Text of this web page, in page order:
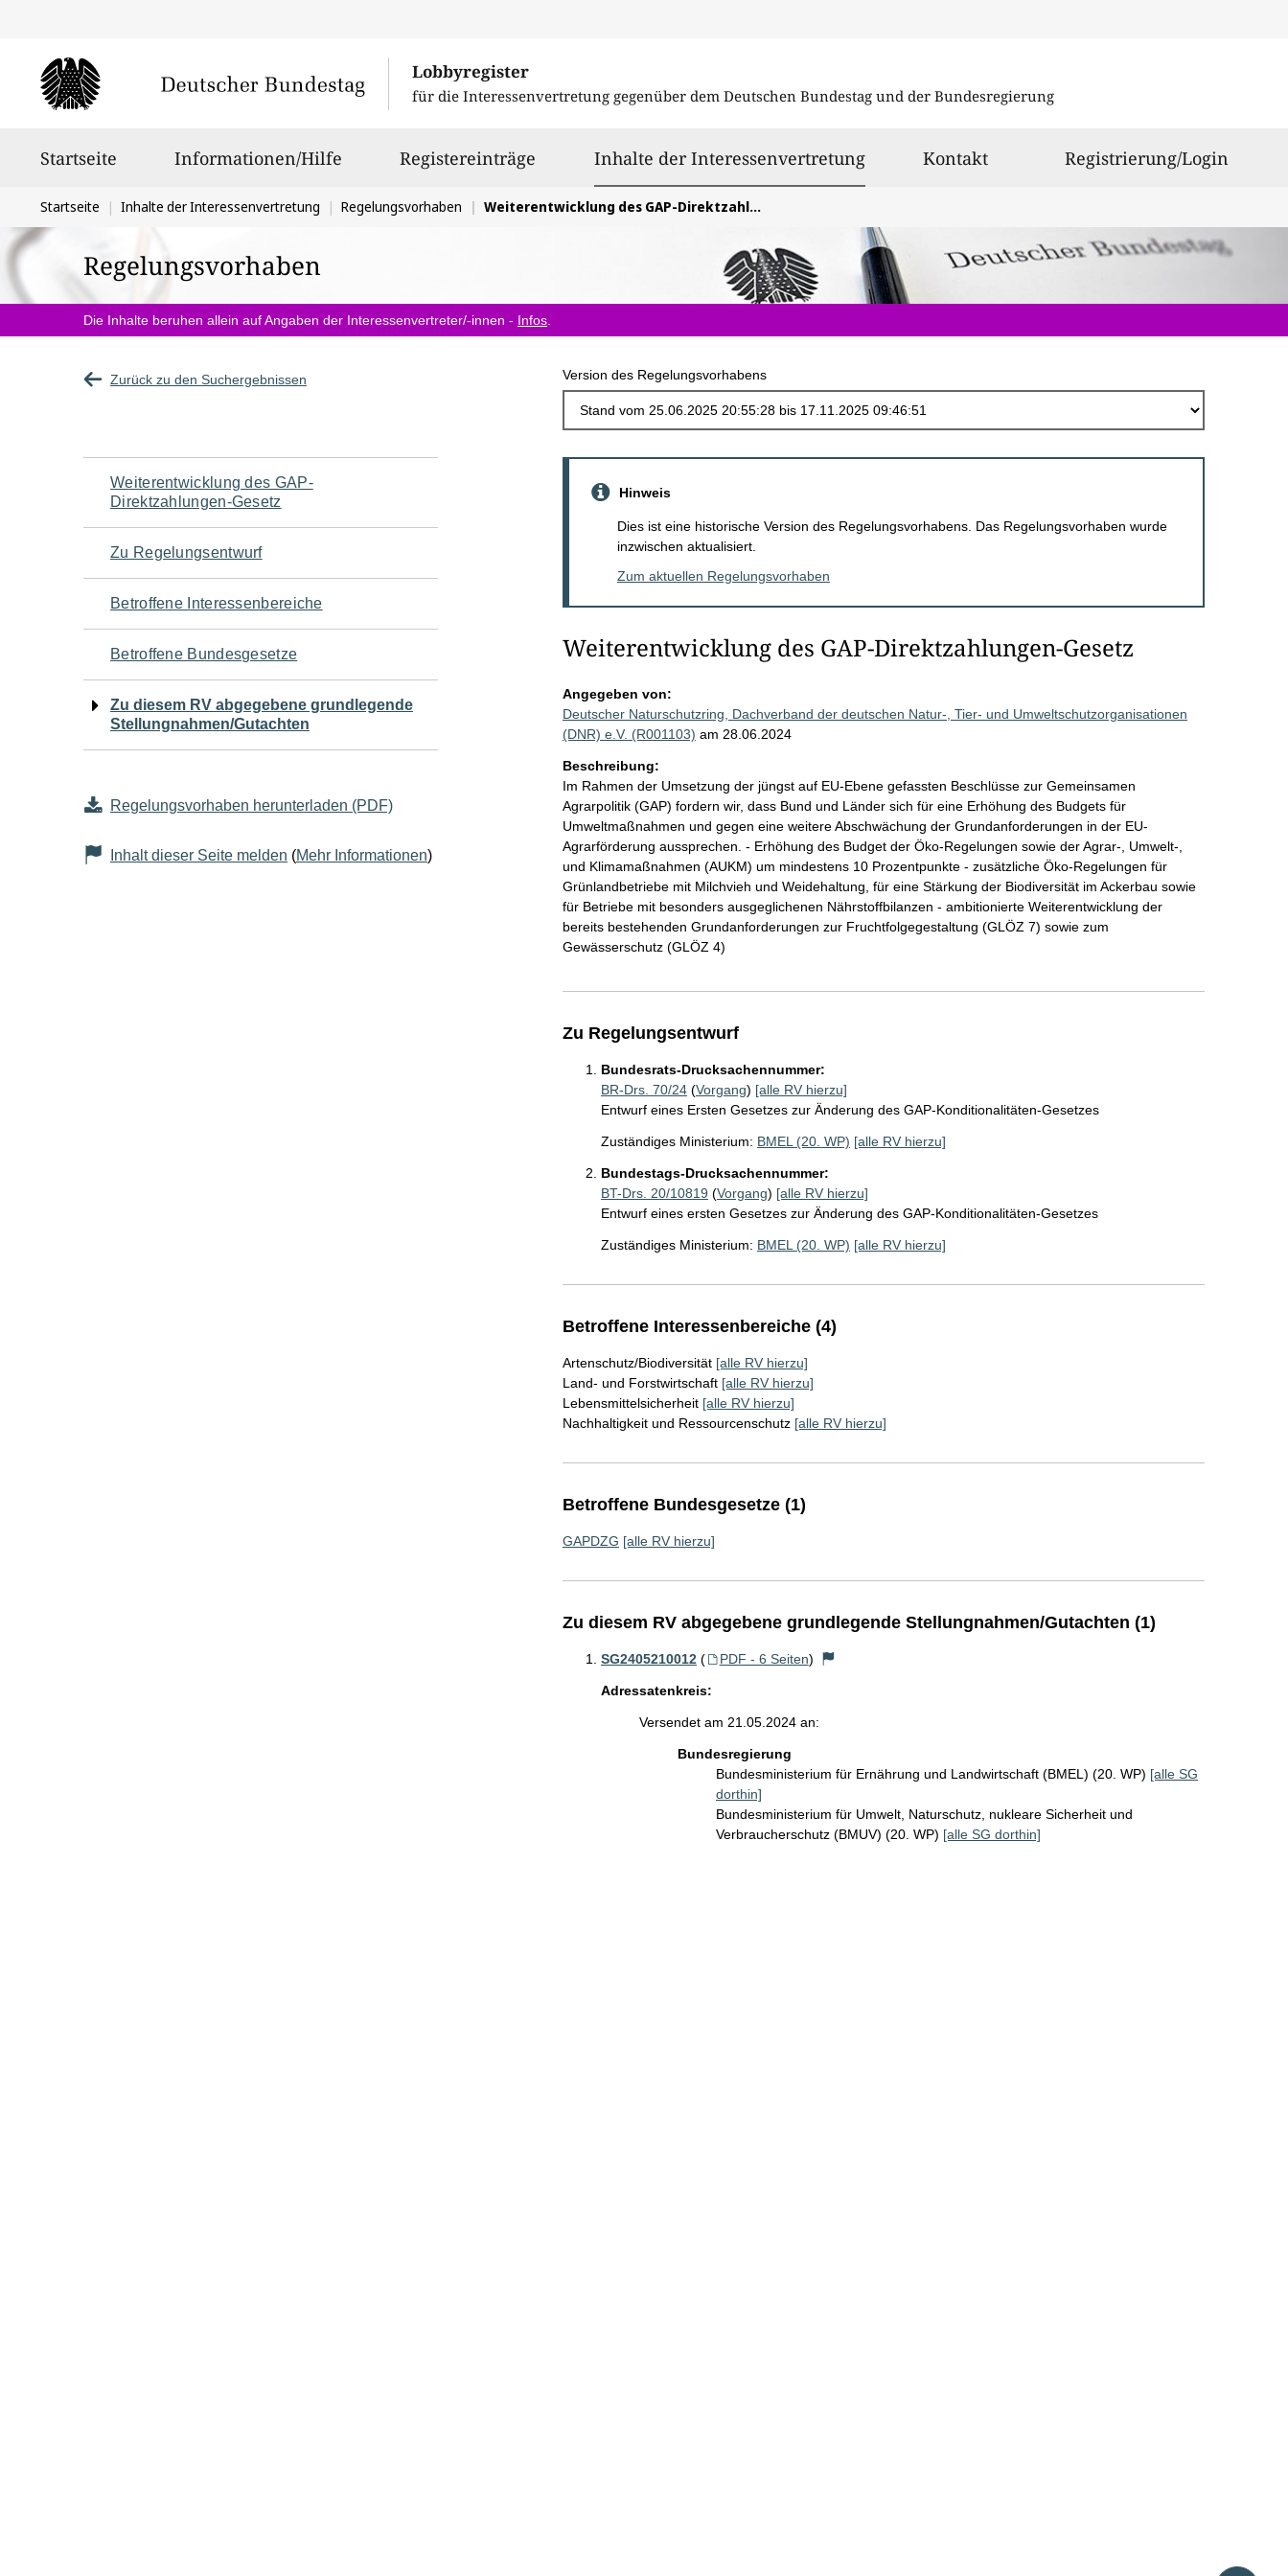
Lobbyregister
für die Interessenvertretung gegenüber dem Deutschen Bundestag und der Bundesregierung
Startseite Informationen/Hilfe Registereinträge Inhalte der Interessenvertretungausgewählt
Kontakt Registrierung/Login
Sie
befinden
sich
hier:
Startseite Inhalte der Interessenvertretung Regelungsvorhaben Weiterentwicklung des GAP-Direktzahlungen-Gesetz
Regelungsvorhaben
Die Inhalte beruhen allein auf Angaben der Interessenvertreter/-innen - Infos
Zurück zu den Suchergebnissen Version des Regelungsvorhabens
Navigation
für
den
Seiteninhalt
Weiterentwicklung des GAP-
Direktzahlungen-Gesetz
Zu Regelungsentwurf
Betroffene Interessenbereiche
Betroffene Bundesgesetze
Zu diesem RV abgegebene grundlegende
Stellungnahmen/Gutachten
Regelungsvorhaben herunterladen (PDF)
Inhalt dieser Seite melden (Mehr Informationen)
Hinweis
Dies ist eine historische Version des Regelungsvorhabens. Das Regelungsvorhaben wurde
inzwischen aktualisiert.
Zum aktuellen Regelungsvorhaben
Weiterentwicklung des GAP-Direktzahlungen-Gesetz
Angegeben von:
Deutscher Naturschutzring, Dachverband der deutschen Natur-, Tier- und Umweltschutzorganisationen
(DNR) e.V. (R001103) am 28.06.2024
Beschreibung:
Im Rahmen der Umsetzung der jüngst auf EU-Ebene gefassten Beschlüsse zur Gemeinsamen
Agrarpolitik (GAP) fordern wir, dass Bund und Länder sich für eine Erhöhung des Budgets für
Umweltmaßnahmen und gegen eine weitere Abschwächung der Grundanforderungen in der EU-
Agrarförderung aussprechen. - Erhöhung des Budget der Öko-Regelungen sowie der Agrar-, Umwelt-,
und Klimamaßnahmen (AUKM) um mindestens 10 Prozentpunkte - zusätzliche Öko-Regelungen für
Grünlandbetriebe mit Milchvieh und Weidehaltung, für eine Stärkung der Biodiversität im Ackerbau sowie
für Betriebe mit besonders ausgeglichenen Nährstoffbilanzen - ambitionierte Weiterentwicklung der
bereits bestehenden Grundanforderungen zur Fruchtfolgegestaltung (GLÖZ 7) sowie zum
Gewässerschutz (GLÖZ 4)
Zu Regelungsentwurf
Bundesrats-Drucksachennummer:
BR-Drs. 70/24(Vorgang) [alle RV hierzu]
Entwurf eines Ersten Gesetzes zur Änderung des GAP-Konditionalitäten-Gesetzes
Zuständiges Ministerium: BMEL (20. WP) [alle RV hierzu]
Bundestags-Drucksachennummer:
BT-Drs. 20/10819 (Vorgang) [alle RV hierzu]
Entwurf eines ersten Gesetzes zur Änderung des GAP-Konditionalitäten-Gesetzes
Zuständiges Ministerium: BMEL (20. WP) [alle RV hierzu]
Betroffene Interessenbereiche (4)
Artenschutz/Biodiversität [alle RV hierzu]
Land- und Forstwirtschaft [alle RV hierzu]
Lebensmittelsicherheit [alle RV hierzu]
Nachhaltigkeit und Ressourcenschutz [alle RV hierzu]
Betroffene Bundesgesetze (1)
GAPDZG [alle RV hierzu]
Zu diesem RV abgegebene grundlegende Stellungnahmen/Gutachten (1)
SG2405210012 ( PDF - 6 Seiten)
Adressatenkreis:
Versendet am 21.05.2024 an:
Bundesregierung
Bundesministerium für Ernährung und Landwirtschaft (BMEL) (20. WP) [alle SG
dorthin]
Bundesministerium für Umwelt, Naturschutz, nukleare Sicherheit und
Verbraucherschutz (BMUV) (20. WP) [alle SG dorthin]